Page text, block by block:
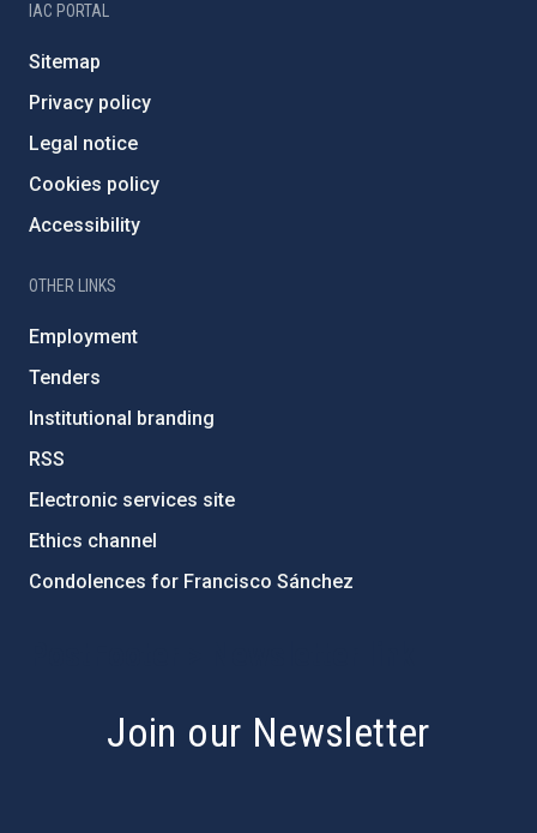
IAC PORTAL
Sitemap
Privacy policy
Legal notice
Cookies policy
Accessibility
OTHER LINKS
Employment
Tenders
Institutional branding
RSS
Electronic services site
Ethics channel
Condolences for Francisco Sánchez
Join our Newsletter